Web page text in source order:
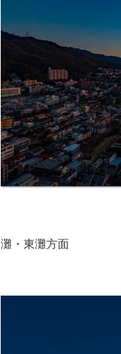
灘・東灘方面